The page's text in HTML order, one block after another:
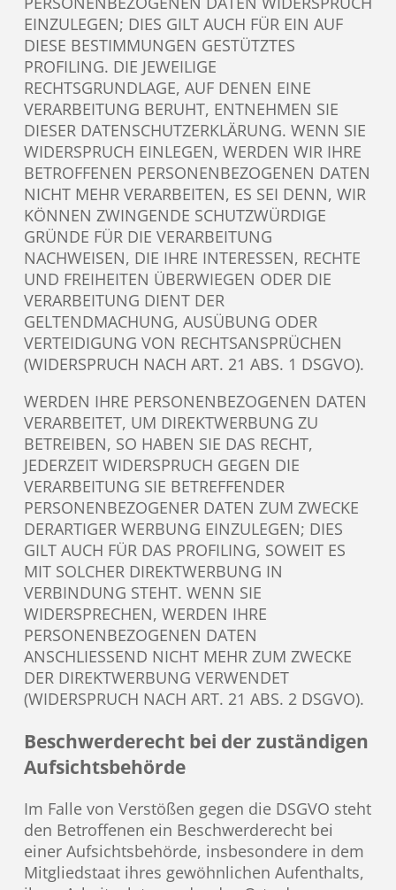
EINZULEGEN; DIES GILT AUCH FÜR EIN AUF
DIESE BESTIMMUNGEN GESTÜTZTES
PROFILING. DIE JEWEILIGE
RECHTSGRUNDLAGE, AUF DENEN EINE
VERARBEITUNG BERUHT, ENTNEHMEN SIE
DIESER DATENSCHUTZERKLÄRUNG. WENN SIE
WIDERSPRUCH EINLEGEN, WERDEN WIR IHRE
BETROFFENEN PERSONENBEZOGENEN DATEN
NICHT MEHR VERARBEITEN, ES SEI DENN, WIR
KÖNNEN ZWINGENDE SCHUTZWÜRDIGE
GRÜNDE FÜR DIE VERARBEITUNG
NACHWEISEN, DIE IHRE INTERESSEN, RECHTE
UND FREIHEITEN ÜBERWIEGEN ODER DIE
VERARBEITUNG DIENT DER
GELTENDMACHUNG, AUSÜBUNG ODER
VERTEIDIGUNG VON RECHTSANSPRÜCHEN
(WIDERSPRUCH NACH ART. 21 ABS. 1 DSGVO).
WERDEN IHRE PERSONENBEZOGENEN DATEN
VERARBEITET, UM DIREKTWERBUNG ZU
BETREIBEN, SO HABEN SIE DAS RECHT,
JEDERZEIT WIDERSPRUCH GEGEN DIE
VERARBEITUNG SIE BETREFFENDER
PERSONENBEZOGENER DATEN ZUM ZWECKE
DERARTIGER WERBUNG EINZULEGEN; DIES
GILT AUCH FÜR DAS PROFILING, SOWEIT ES
MIT SOLCHER DIREKTWERBUNG IN
VERBINDUNG STEHT. WENN SIE
WIDERSPRECHEN, WERDEN IHRE
PERSONENBEZOGENEN DATEN
ANSCHLIESSEND NICHT MEHR ZUM ZWECKE
DER DIREKTWERBUNG VERWENDET
(WIDERSPRUCH NACH ART. 21 ABS. 2 DSGVO).
Beschwerde­recht bei der zuständigen
Aufsichts­behörde
Im Falle von Verstößen gegen die DSGVO steht
den Betroffenen ein Beschwerderecht bei
einer Aufsichtsbehörde, insbesondere in dem
Mitgliedstaat ihres gewöhnlichen Aufenthalts,